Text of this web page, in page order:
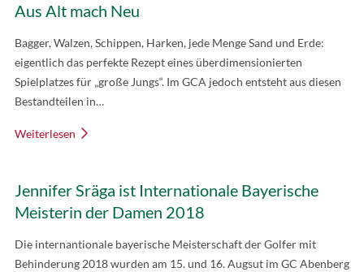
Aus Alt mach Neu
Bagger, Walzen, Schippen, Harken, jede Menge Sand und Erde:
eigentlich das perfekte Rezept eines überdimensionierten
Spielplatzes für „große Jungs“. Im GCA jedoch entsteht aus diesen
Bestandteilen in…
Weiterlesen
Jennifer Sräga ist Internationale Bayerische
Meisterin der Damen 2018
Die internantionale bayerische Meisterschaft der Golfer mit
Behinderung 2018 wurden am 15. und 16. Augsut im GC Abenberg